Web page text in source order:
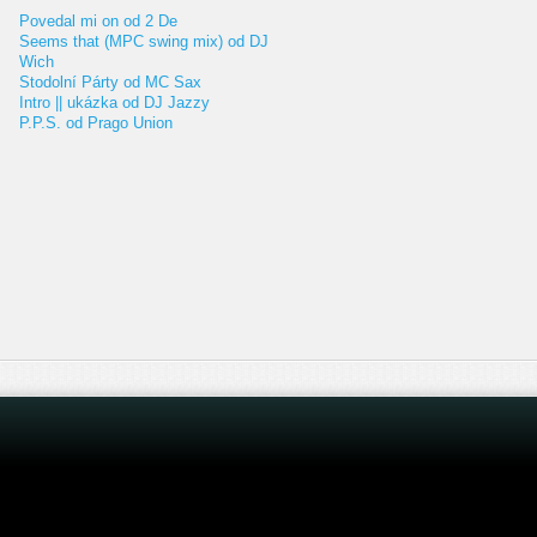
Povedal mi on od 2 De
Seems that (MPC swing mix) od DJ
Wich
Stodolní Párty od MC Sax
Intro || ukázka od DJ Jazzy
P.P.S. od Prago Union